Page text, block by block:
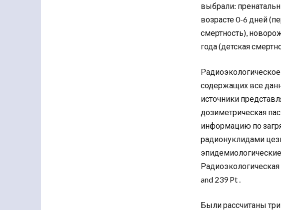
выбрали:
возрасте 0-6 дней
смертность),
года (детская
содержащих все
источники
дозиметрическая
информацию по
радионуклидами
and 239 Pt .
Были рассчитаны